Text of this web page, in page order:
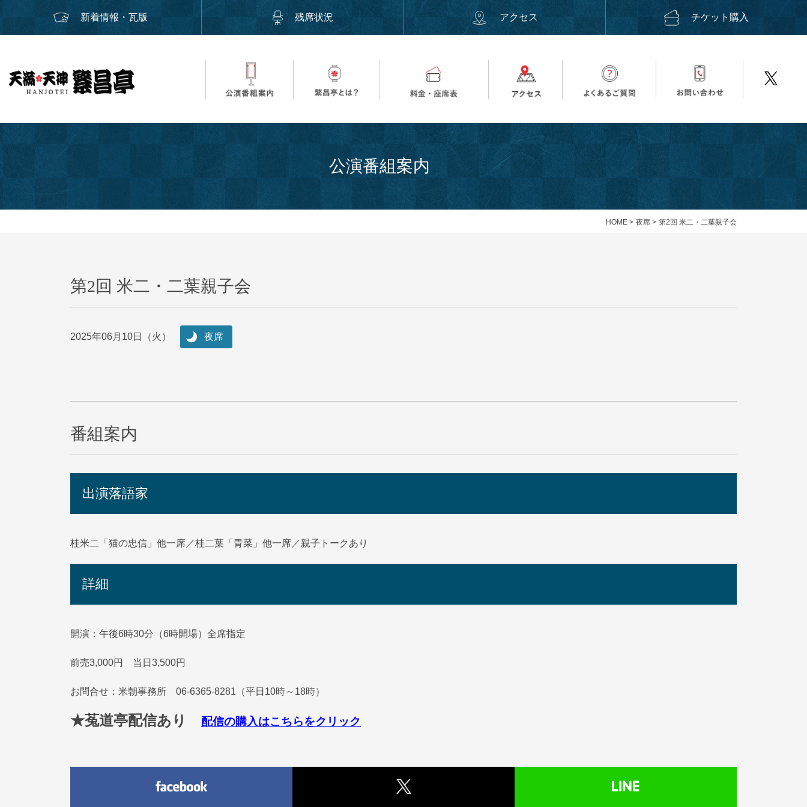
新着情報・瓦版 残席状況 アクセス チケット購入
公演番組案内
HOME > 夜席 > 第2回 米二・二葉親子会
第2回 米二・二葉親子会
2025年06月10日（火） 夜席
番組案内
出演落語家
桂米二「猫の忠信」他一席／桂二葉「青菜」他一席／親子トークあり
詳細
開演：午後6時30分（6時開場）全席指定
前売3,000円 当日3,500円
お問合せ：米朝事務所 06-6365-8281（平日10時～18時）
★菟道亭配信あり 配信の購入はこちらをクリック